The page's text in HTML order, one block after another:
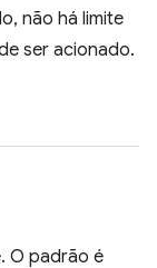
não há limite
ser acionado.
O padrão é